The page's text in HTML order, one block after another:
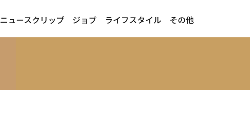
ニュースクリップ ジョブ ライフスタイル その他